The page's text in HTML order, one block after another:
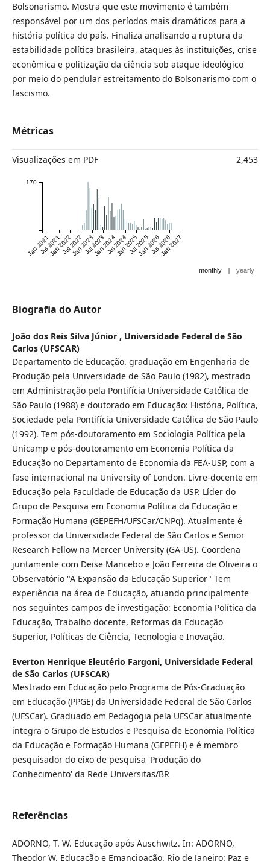
Bolsonarismo. Mostra que este movimento é também
responsável por um dos períodos mais dramáticos para a
história política do país. Finaliza analisando a ruptura da
estabilidade política brasileira, ataques às instituições, crise
econômica e politização da ciência sob ataque ideológico
por meio do pendular estreitamento do Bolsonarismo com o
fascismo.
Métricas
Visualizações em PDF 2,453
Jan 2021Jul 2021
Jan 2022Jul 2022
Jan 2023Jul 2023
Jan 2024Jul 2024
Jan 2025Jul 2025
Jan 2026Jul 2026
Jan 2027
170
monthly | yearly
Biografia do Autor
João dos Reis Silva Júnior , Universidade Federal de São
Carlos (UFSCAR)
Departamento de Educação. graduação em Engenharia de
Produção pela Universidade de São Paulo (1982), mestrado
em Administração pela Pontifícia Universidade Católica de
São Paulo (1988) e doutorado em Educação: História, Política,
Sociedade pela Pontifícia Universidade Católica de São Paulo
(1992). Tem pós-doutoramento em Sociologia Política pela
Unicamp e pós-doutoramento em Economia Política da
Educação no Departamento de Economia da FEA-USP, com a
fase internacional na University of London. Livre-docente em
Educação pela Faculdade de Educação da USP. Líder do
Grupo de Pesquisa em Economia Política da Educação e
Formação Humana (GEPEFH/UFSCar/CNPq). Atualmente é
professor da Universidade Federal de São Carlos e Senior
Research Fellow na Mercer University (GA-US). Coordena
juntamente com Deise Mancebo e João Ferreira de Oliveira o
Observatório "A Expansão da Educação Superior" Tem
experiência na área de Educação, atuando principalmente
nos seguintes campos de investigação: Economia Política da
Educação, Trabalho docente, Reformas da Educação
Superior, Políticas de Ciência, Tecnologia e Inovação.
Everton Henrique Eleutério Fargoni, Universidade Federal
de São Carlos (UFSCAR)
Mestrado em Educação pelo Programa de Pós-Graduação
em Educação (PPGE) da Universidade Federal de São Carlos
(UFSCar). Graduado em Pedagogia pela UFSCar atualmente
integra o Grupo de Estudos e Pesquisa de Economia Política
da Educação e Formação Humana (GEPEFH) e é membro
pesquisador do eixo de pesquisa 'Produção do
Conhecimento' da Rede Universitas/BR
Referências
ADORNO, T. W. Educação após Auschwitz. In: ADORNO,
Theodor W. Educação e Emancipação. Rio de Janeiro: Paz e